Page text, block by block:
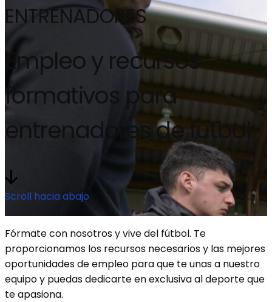
ENTRENADORES
Empleo y recursos
formativos para
entrenadores de fútbol
Scroll hacia abajo
Fórmate con nosotros y vive del fútbol. Te
proporcionamos los recursos necesarios y las mejores
oportunidades de empleo para que te unas a nuestro
equipo y puedas dedicarte en exclusiva al deporte que
te apasiona.